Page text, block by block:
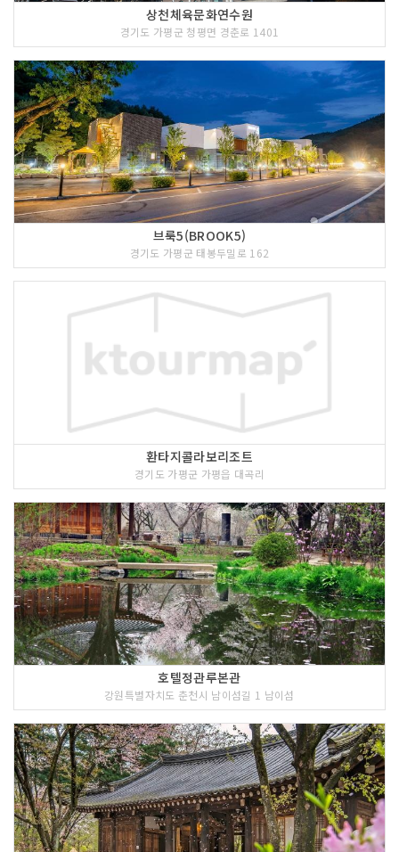
상천체육문화연수원
경기도 가평군 청평면 경춘로 1401
브룩5(BROOK5)
경기도 가평군 태봉두밀로 162
환타지콜라보리조트
경기도 가평군 가평읍 대곡리
호텔정관루본관
강원특별자치도 춘천시 남이섬길 1 남이섬